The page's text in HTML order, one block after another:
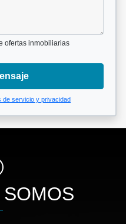
ofertas inmobiliarias
de servicio y privacidad